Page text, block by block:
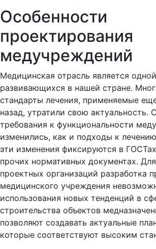
Особенности
проектирования
медучреждений
Медицинская отрасль является
развивающихся в нашей стране.
стандарты лечения, применяемые
назад, утратили свою актуальность.
требования к функциональности
изменились, как и подходы к
эти изменения фиксируются в
прочих нормативных документах.
проектных организаций разработка
медицинского учреждения
использования новых тенденций в
строительства объектов
позволяют создавать актуальные
которые соответствуют высоким